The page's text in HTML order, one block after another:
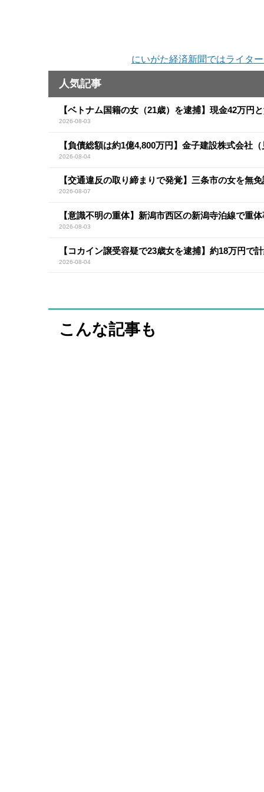
にいがた経済新聞ではライタ
人気記事
【ベトナム国籍の女（21歳）を逮捕】現金42万円
2026-08-03
【負債総額は約1億4,800万円】金子建設株式会社
2026-08-04
【交通違反の取り締まりで発覚】三条市の女を無
2026-08-07
【意識不明の重体】新潟市西区の新潟寺泊線で重
2026-08-03
【コカイン譲受容疑で23歳女を逮捕】約18万円で
2026-08-04
こんな記事も